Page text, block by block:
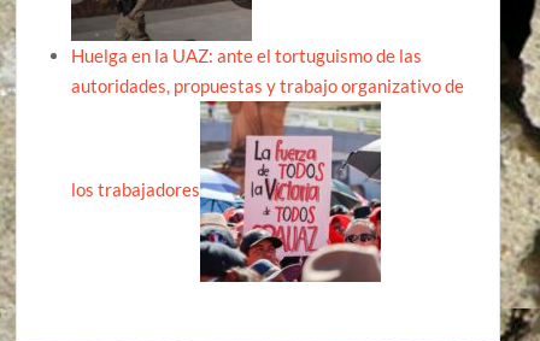
Huelga en la UAZ: ante el tortuguismo de las
autoridades, propuestas y trabajo organizativo de
los trabajadores